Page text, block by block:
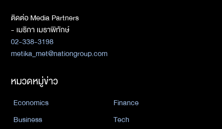
ติดต่อ Media Partners
- เมธิกา เมธาพิทักษ์
02-338-3198
metika_met@nationgroup.com
หมวดหมู่ข่าว
Economics
Finance
Business
Tech